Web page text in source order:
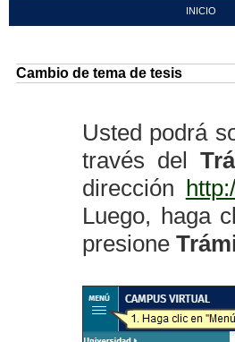
INICIO
Cambio de tema de tesis
Usted podrá
través del
dirección
Luego, haga
presione